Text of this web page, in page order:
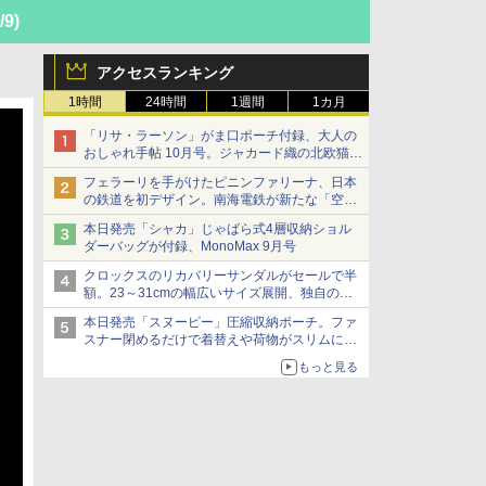
9)
アクセスランキング
1時間 24時間 1週間 1カ月
「リサ・ラーソン」がま口ポーチ付録、大人の
おしゃれ手帖 10月号。ジャカード織の北欧猫デ
ザイン
フェラーリを手がけたピニンファリーナ、日本
の鉄道を初デザイン。南海電鉄が新たな「空港
特急」をなにわ筋線へ導入
本日発売「シャカ」じゃばら式4層収納ショル
ダーバッグが付録、MonoMax 9月号
クロックスのリカバリーサンダルがセールで半
額。23～31cmの幅広いサイズ展開、独自のク
ッション素材を採用
本日発売「スヌーピー」圧縮収納ポーチ。ファ
スナー閉めるだけで着替えや荷物がスリムにま
もっと見る